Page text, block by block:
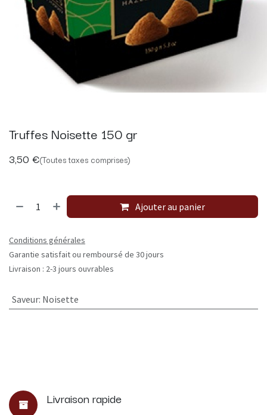
Truffes Noisette 150 gr
3,50 €(Toutes taxes comprises)
Ajouter au panier
Conditions générales
Garantie satisfait ou remboursé de 30 jours
Livraison : 2-3 jours ouvrables
Saveur: Noisette
Livraison rapide